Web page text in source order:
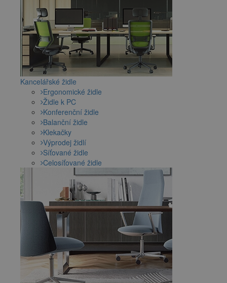
Kancelářské židle
Ergonomické židle
Židle k PC
Konferenční židle
Balanční židle
Klekačky
Výprodej židlí
Síťované židle
Celosíťované židle